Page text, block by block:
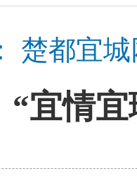
楚都宜城
“宜情